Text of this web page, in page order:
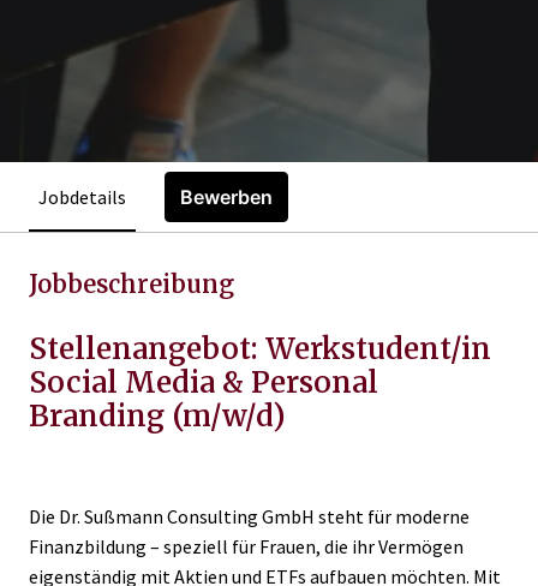
Jobdetails Bewerben
Jobbeschreibung
Stellenangebot: Werkstudent/in
Social Media & Personal
Branding (m/w/d)
Die Dr. Sußmann Consulting GmbH steht für moderne
Finanzbildung – speziell für Frauen, die ihr Vermögen
eigenständig mit Aktien und ETFs aufbauen möchten. Mit